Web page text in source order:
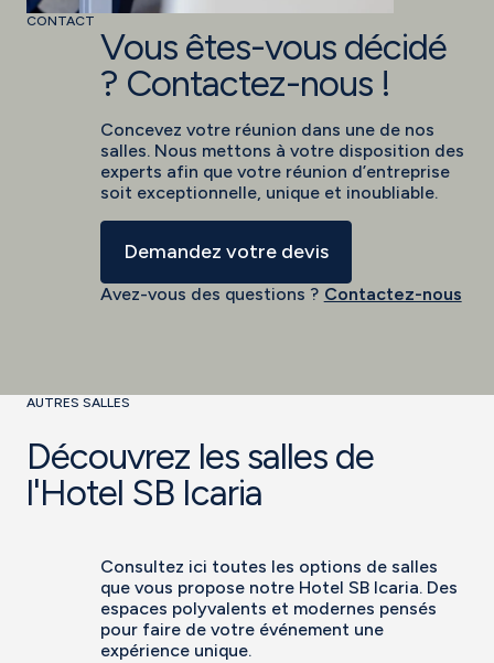
CONTACT
Vous êtes-vous décidé
? Contactez-nous !
Concevez votre réunion dans une de nos
salles. Nous mettons à votre disposition des
experts afin que votre réunion d’entreprise
soit exceptionnelle, unique et inoubliable.
Demandez votre devis
Avez-vous des questions ? Contactez-nous
AUTRES SALLES
Découvrez les salles de
l'Hotel SB Icaria
Consultez ici toutes les options de salles
que vous propose notre Hotel SB Icaria. Des
espaces polyvalents et modernes pensés
pour faire de votre événement une
expérience unique.